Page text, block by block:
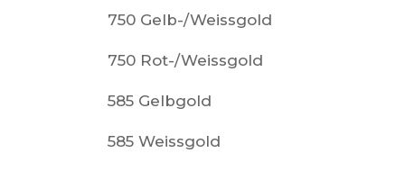
750 Gelb-/Weissgold
750 Rot-/Weissgold
585 Gelbgold
585 Weissgold